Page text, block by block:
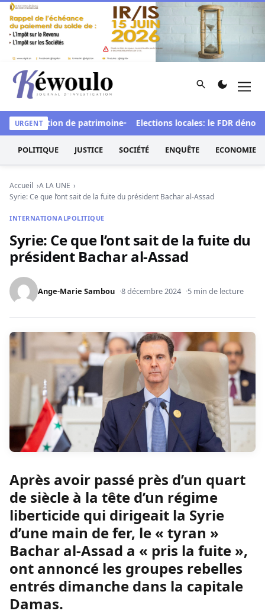
Aller au contenu
Kéwoulo, le premier site d'information et d'investigation
Rechercher
URGENT de patrimoine Elections locales: le FDR dénonce
POLITIQUE JUSTICE SOCIÉTÉ ENQUÊTE ECONOMIE
Accueil
A LA UNE
Syrie: Ce que l’ont sait de la fuite du président Bachar al-Assad
INTERNATIONALPOLITIQUE
Syrie: Ce que l’ont sait de la fuite du
président Bachar al-Assad
Ange-Marie Sambou 8 décembre 2024 5 min de lecture
Après avoir passé près d’un quart
de siècle à la tête d’un régime
liberticide qui dirigeait la Syrie
d’une main de fer, le « tyran »
Bachar al-Assad a « pris la fuite »,
ont annoncé les groupes rebelles
entrés dimanche dans la capitale
Damas.